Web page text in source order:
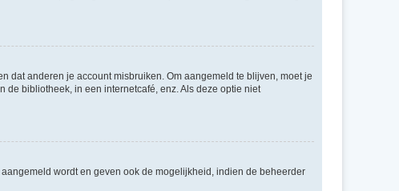
dat anderen je account misbruiken. Om aangemeld te blijven, moet je
bibliotheek, in een internetcafé, enz. Als deze optie niet
wordt en geven ook de mogelijkheid, indien de beheerder